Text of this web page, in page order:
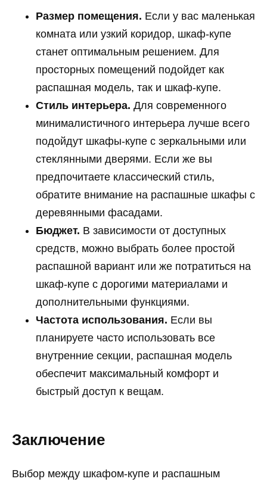
Размер помещения. Если у вас маленькая
комната или узкий коридор, шкаф-купе
станет оптимальным решением. Для
просторных помещений подойдет как
распашная модель, так и шкаф-купе.
Стиль интерьера. Для современного
минималистичного интерьера лучше всего
подойдут шкафы-купе с зеркальными или
стеклянными дверями. Если же вы
предпочитаете классический стиль,
обратите внимание на распашные шкафы с
деревянными фасадами.
Бюджет. В зависимости от доступных
средств, можно выбрать более простой
распашной вариант или же потратиться на
шкаф-купе с дорогими материалами и
дополнительными функциями.
Частота использования. Если вы
планируете часто использовать все
внутренние секции, распашная модель
обеспечит максимальный комфорт и
быстрый доступ к вещам.
Заключение
Выбор между шкафом-купе и распашным